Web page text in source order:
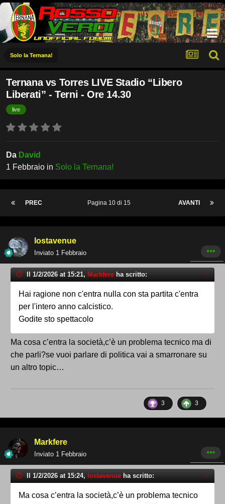
Solo la Ternana!
Ternana vs Torres LIVE Stadio “Libero
Liberati” - Terni - Ore 14.30
live
Da David
1 Febbraio in Solo la Ternana!
PREC AVANTI
Pagina 10 di 15
lostavenue
Inviato 1 Febbraio
Il 1/2/2026 at 15:21, Markfere ha scritto:
Hai ragione non c'entra nulla con sta partita c'entra
per l'intero anno calcistico.
Godite sto spettacolo
Ma cosa c’entra la società,c’è un problema tecnico ma di
che parli?se vuoi parlare di politica vai a smarronare su
un altro topic…
3 3
Markfere
Inviato 1 Febbraio
Il 1/2/2026 at 15:24, lostavenue ha scritto:
Ma cosa c’entra la società,c’è un problema tecnico